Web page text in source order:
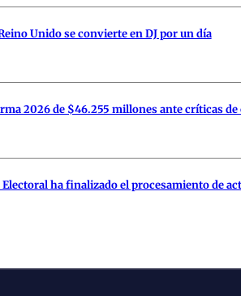
Unido se convierte en DJ por un día
2026 de $46.255 millones ante críticas
ha finalizado el procesamiento de